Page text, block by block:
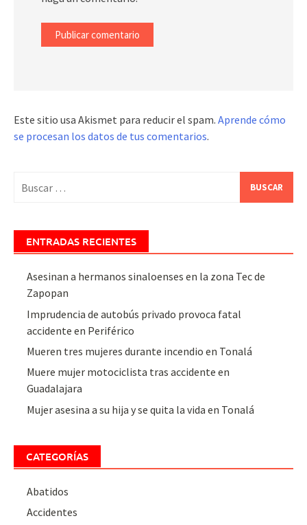
Este sitio usa Akismet para reducir el spam. Aprende cómo
se procesan los datos de tus comentarios.
ENTRADAS RECIENTES
Asesinan a hermanos sinaloenses en la zona Tec de
Zapopan
Imprudencia de autobús privado provoca fatal
accidente en Periférico
Mueren tres mujeres durante incendio en Tonalá
Muere mujer motociclista tras accidente en
Guadalajara
Mujer asesina a su hija y se quita la vida en Tonalá
CATEGORÍAS
Abatidos
Accidentes